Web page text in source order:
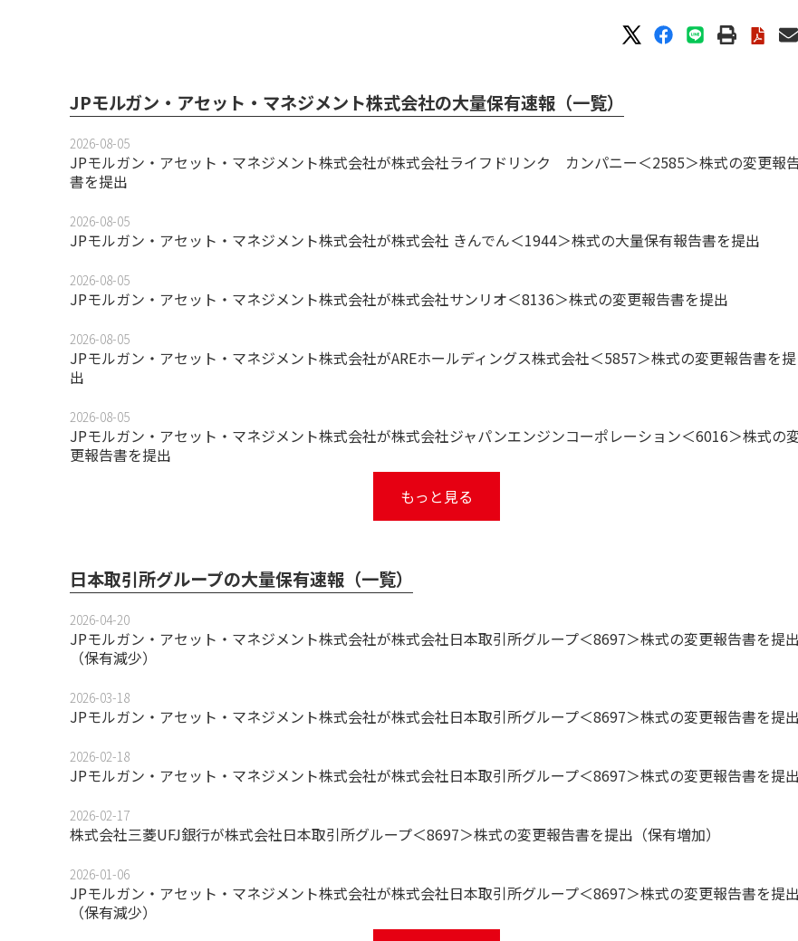
JPモルガン・アセット・マネジメント株式会社の大量保有速報（一覧）
2026-08-05
JPモルガン・アセット・マネジメント株式会社が株式会社ライフドリンク カンパニー＜2585＞株式の変更報
書を提出
2026-08-05
JPモルガン・アセット・マネジメント株式会社が株式会社 きんでん＜1944＞株式の大量保有報告書を提出
2026-08-05
JPモルガン・アセット・マネジメント株式会社が株式会社サンリオ＜8136＞株式の変更報告書を提出
2026-08-05
JPモルガン・アセット・マネジメント株式会社がAREホールディングス株式会社＜5857＞株式の変更報告書を提
出
2026-08-05
JPモルガン・アセット・マネジメント株式会社が株式会社ジャパンエンジンコーポレーション＜6016＞株式の
更報告書を提出
もっと見る
日本取引所グループの大量保有速報（一覧）
2026-04-20
JPモルガン・アセット・マネジメント株式会社が株式会社日本取引所グループ＜8697＞株式の変更報告書を提出
（保有減少）
2026-03-18
JPモルガン・アセット・マネジメント株式会社が株式会社日本取引所グループ＜8697＞株式の変更報告書を提出
2026-02-18
JPモルガン・アセット・マネジメント株式会社が株式会社日本取引所グループ＜8697＞株式の変更報告書を提出
2026-02-17
株式会社三菱UFJ銀行が株式会社日本取引所グループ＜8697＞株式の変更報告書を提出（保有増加）
2026-01-06
JPモルガン・アセット・マネジメント株式会社が株式会社日本取引所グループ＜8697＞株式の変更報告書を提出
（保有減少）